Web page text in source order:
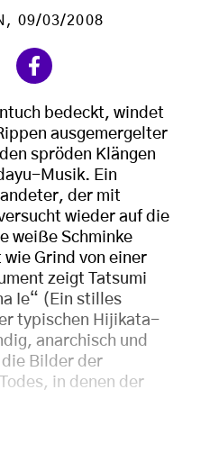
, 09/03/2008
bedeckt, windet
ausgemergelter
spröden Klängen
Musik. Ein
der mit
wieder auf die
weiße Schminke
Grind von einer
zeigt Tatsumi
Ie“ (Ein stilles
typischen Hijikata-
anarchisch und
Bilder der
in denen der